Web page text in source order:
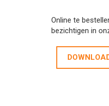
Online te
bezichtigen in